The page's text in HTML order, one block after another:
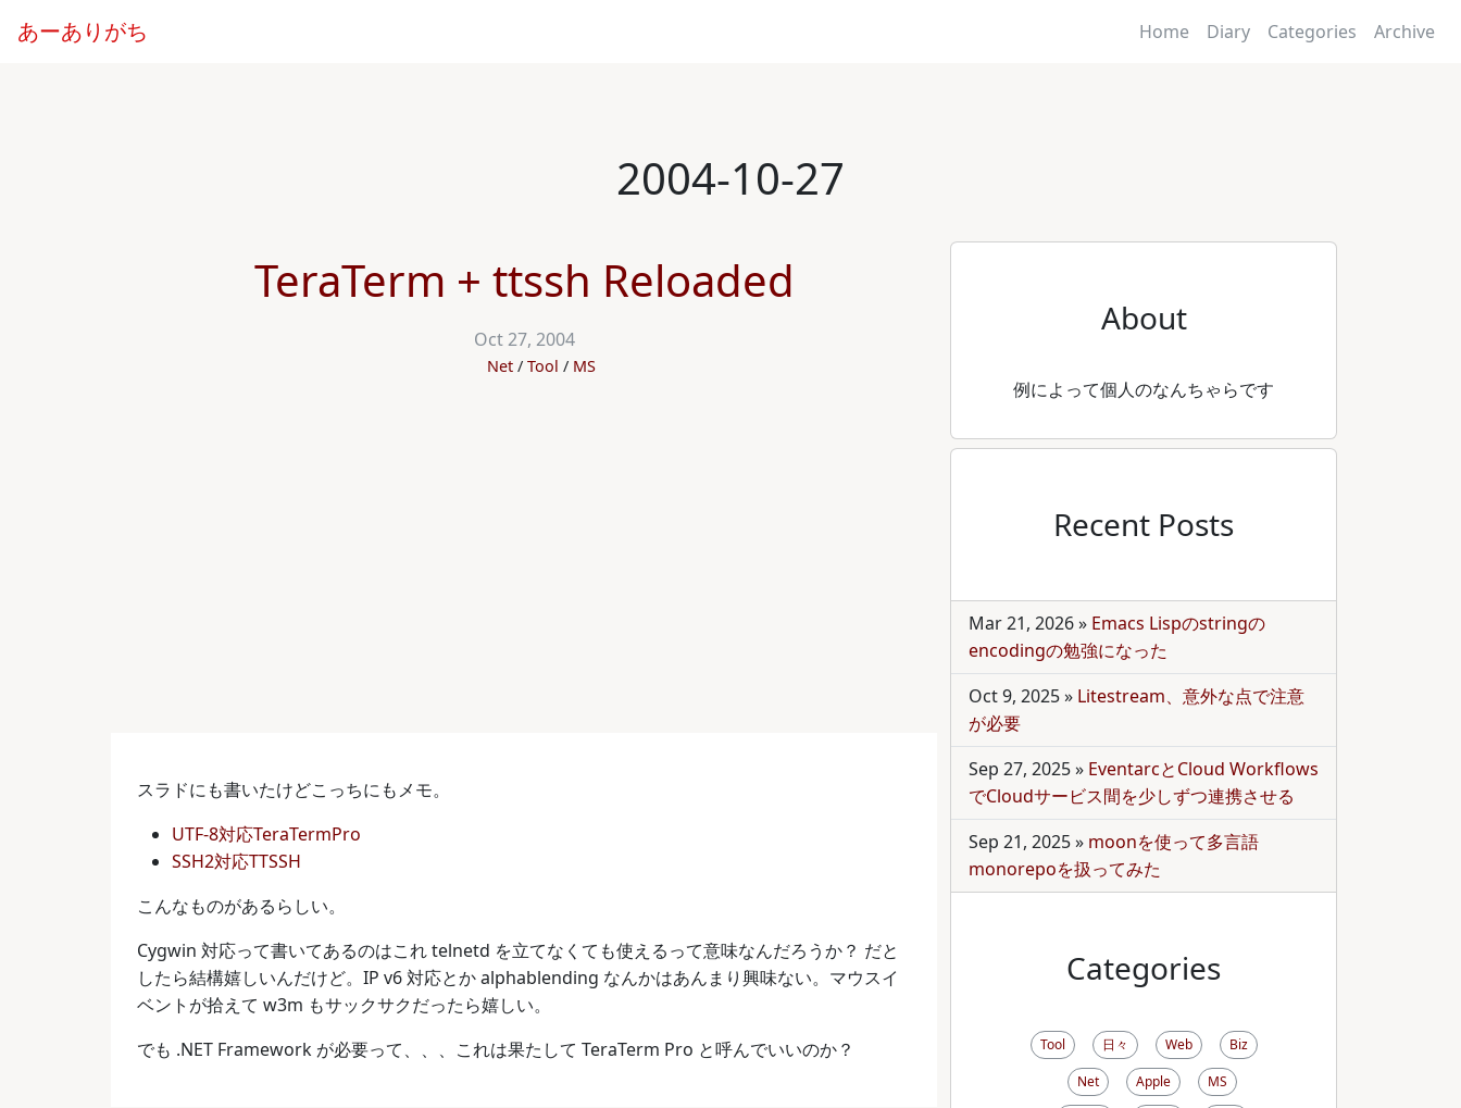
あーありがち Home Diary Categories Archive
2004-10-27
TeraTerm + ttssh Reloaded
Oct 27, 2004
Net Tool MS
スラドにも書いたけどこっちにもメモ。
UTF-8対応TeraTermPro
SSH2対応TTSSH
こんなものがあるらしい。
Cygwin 対応って書いてあるのはこれ telnetd を立てなくても使えるって意味なんだろうか？ だと
したら結構嬉しいんだけど。IP v6 対応とか alphablending なんかはあんまり興味ない。マウスイ
ベントが拾えて w3m もサックサクだったら嬉しい。
でも .NET Framework が必要って、、、これは果たして TeraTerm Pro と呼んでいいのか？
About
例によって個人のなんちゃらです
Recent Posts
Mar 21, 2026» Emacs Lispのstringの
encodingの勉強になった
Oct 9, 2025» Litestream、意外な点で注意
が必要
Sep 27, 2025» EventarcとCloud Workflows
でCloudサービス間を少しずつ連携させる
Sep 21, 2025» moonを使って多言語
monorepoを扱ってみた
Categories
Tool 日々 Web
Biz
Net
Apple
MS